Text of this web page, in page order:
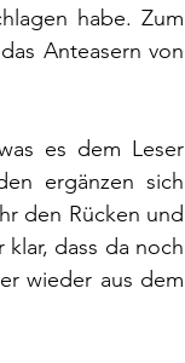
habe. Zum
Anteasern von
es dem Leser
ergänzen sich
den Rücken und
dass da noch
wieder aus dem